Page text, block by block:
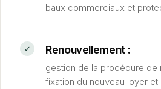
baux commerciaux et
Renouvellement :
gestion de la procédure de
fixation du nouveau loyer